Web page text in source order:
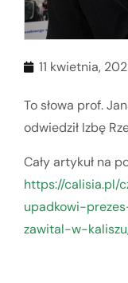
11 kwietnia,
To słowa prof.
odwiedził Izbę
Cały artykuł na
https://
upadkowi-
zawital-w-